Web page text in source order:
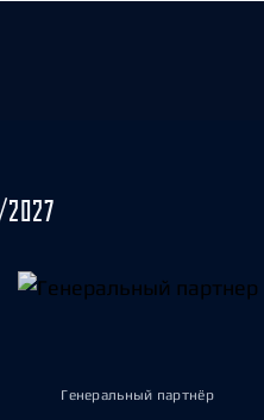
Генеральный партнёр